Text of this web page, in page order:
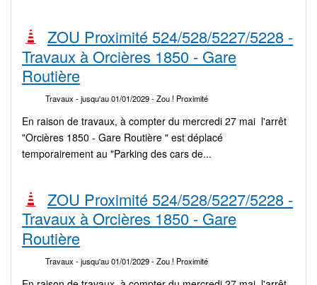
ZOU Proximité 524/528/5227/5228 -
Travaux à Orcières 1850 - Gare
Routière
Travaux - jusqu'au 01/01/2029- Zou ! Proximité
En raison de travaux, à compter du mercredi 27 mai l'arrêt
"Orcières 1850 - Gare Routière " est déplacé
temporairement au "Parking des cars de...
ZOU Proximité 524/528/5227/5228 -
Travaux à Orcières 1850 - Gare
Routière
Travaux - jusqu'au 01/01/2029- Zou ! Proximité